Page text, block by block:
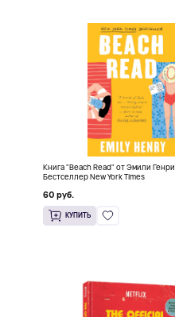
Книга "Beach Read" от Эмили Генри
Бестселлер New York Times
60 руб.
КУПИТЬ